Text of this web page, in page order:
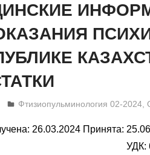
admin
Фтизиопульминология 02-2024,
26.03.2024 Принята:
УДК: